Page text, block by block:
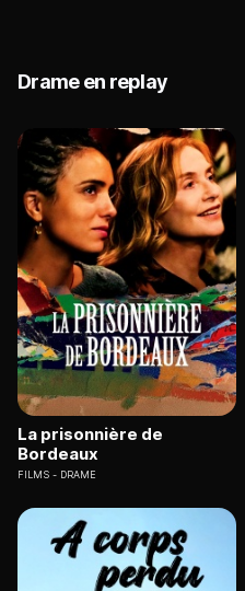
Drame en replay
La prisonnière de
Bordeaux
FILMS DRAME